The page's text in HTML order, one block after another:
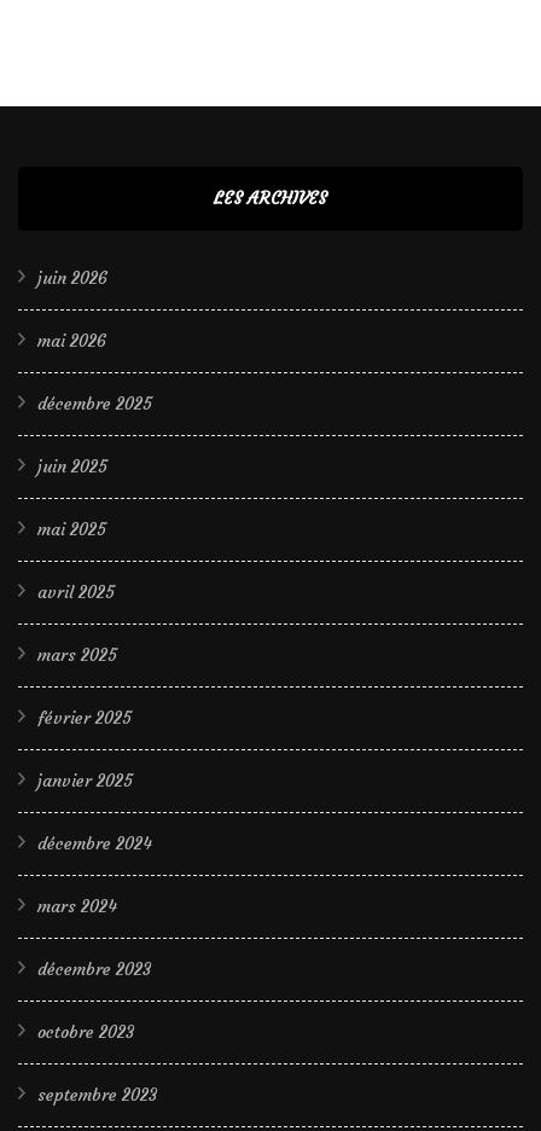
LES ARCHIVES
juin 2026
mai 2026
décembre 2025
juin 2025
mai 2025
avril 2025
mars 2025
février 2025
janvier 2025
décembre 2024
mars 2024
décembre 2023
octobre 2023
septembre 2023